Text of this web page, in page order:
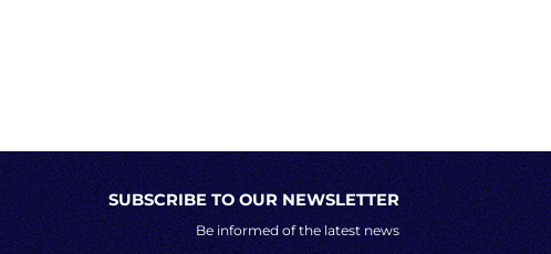
SUBSCRIBE TO OUR NEWSLETTER
Be informed of the latest news